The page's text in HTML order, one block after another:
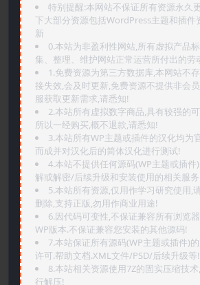
特别提醒:本网站不保证所有资源永久
下大部分资源包括WordPress主题和插件
新
0.本站为非盈利性网站,所有虚拟产品
集、整理、维护网站正常运营所付出的劳
1.免费资源为第三方数据库,本网站不
接失效,会及时更新,免费资源不提供非会
服获取更新需求,请悉知!
2.本站所有虚拟数字商品,具有较强的
所以一经购买,概不退款,请悉知!
3.本站所有WP主题或插件的汉化均为
而成并对汉化后的简体汉化进行测试!
4.本站不提供任何源码(WP主题或插
解或解密/后续升级和安装使用的相关服务!
5.本站所有资源,仅用作学习研究使用,
删除,支持正版,勿用作商业用途!
6.因代码可变性,不保证兼容所有浏览
WP版本.不保证兼容您安装的其他源码!
7.本站保证所有源码(WP主题或插件)
许可.帮助文档.XML文件/PSD/后续升级等!
8.本站相关资源使用7Z的固实压缩技
行解压!